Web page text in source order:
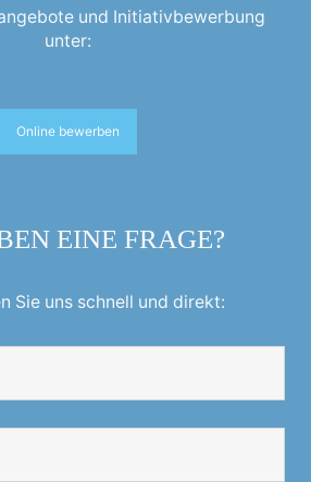
und Initiativbewerbung
unter:
Online bewerben
EINE FRAGE?
Sie uns schnell und direkt: